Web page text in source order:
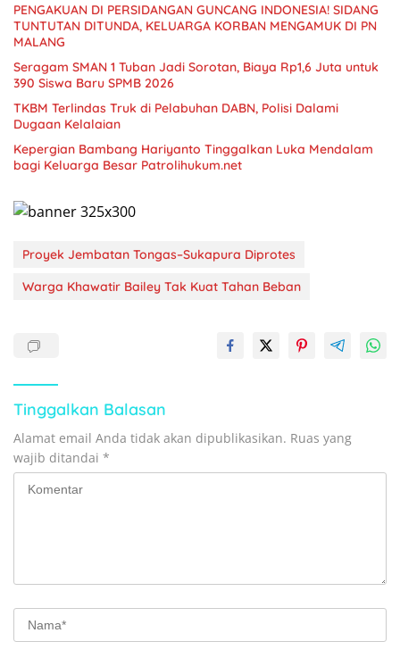
PENGAKUAN DI PERSIDANGAN GUNCANG INDONESIA! SIDANG
TUNTUTAN DITUNDA, KELUARGA KORBAN MENGAMUK DI PN
MALANG
Seragam SMAN 1 Tuban Jadi Sorotan, Biaya Rp1,6 Juta untuk
390 Siswa Baru SPMB 2026
TKBM Terlindas Truk di Pelabuhan DABN, Polisi Dalami
Dugaan Kelalaian
Kepergian Bambang Hariyanto Tinggalkan Luka Mendalam
bagi Keluarga Besar Patrolihukum.net
Proyek Jembatan Tongas–Sukapura Diprotes
Warga Khawatir Bailey Tak Kuat Tahan Beban
Tinggalkan Balasan
Alamat email Anda tidak akan dipublikasikan. Ruas yang
wajib ditandai *